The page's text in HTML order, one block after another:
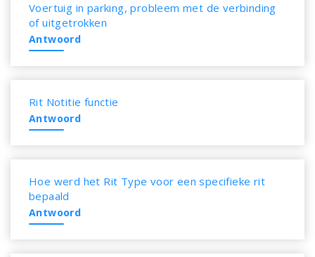
Voertuig in parking, probleem met de verbinding
of uitgetrokken
Antwoord
Rit Notitie functie
Antwoord
Hoe werd het Rit Type voor een specifieke rit
bepaald
Antwoord